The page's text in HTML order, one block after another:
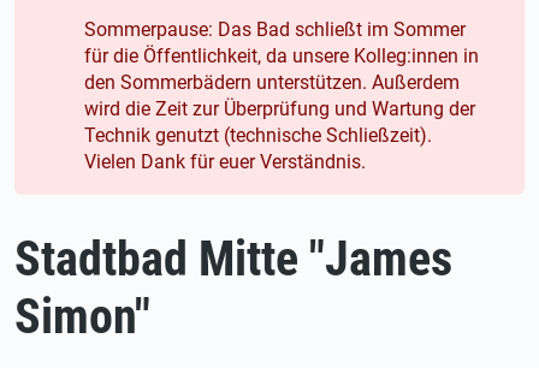
Sommerpause: Das Bad schließt im Sommer
für die Öffentlichkeit, da unsere Kolleg:innen in
den Sommerbädern unterstützen. Außerdem
wird die Zeit zur Überprüfung und Wartung der
Technik genutzt (technische Schließzeit).
Vielen Dank für euer Verständnis.
Stadtbad Mitte "James
Simon"